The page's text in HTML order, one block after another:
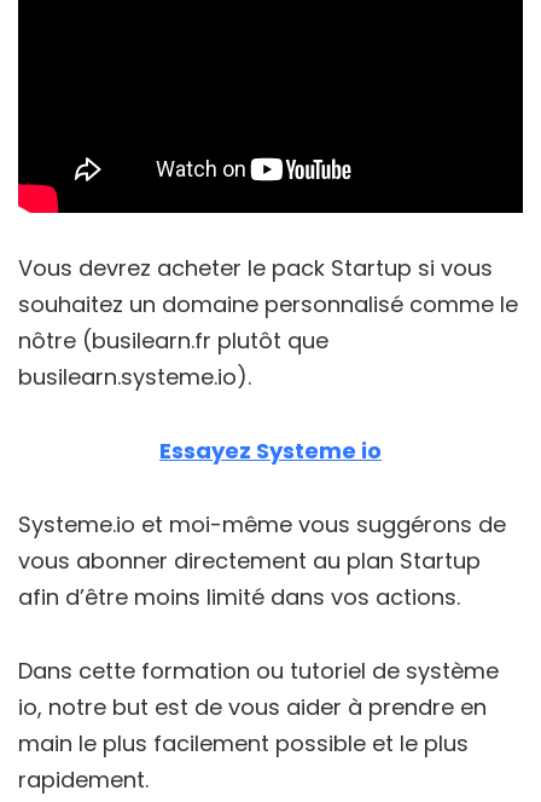
Vous devrez acheter le pack Startup si vous
souhaitez un domaine personnalisé comme le
nôtre (busilearn.fr plutôt que
busilearn.systeme.io).
Essayez Systeme io
Systeme.io et moi-même vous suggérons de
vous abonner directement au plan Startup
afin d’être moins limité dans vos actions.
Dans cette formation ou tutoriel de système
io, notre but est de vous aider à prendre en
main le plus facilement possible et le plus
rapidement.